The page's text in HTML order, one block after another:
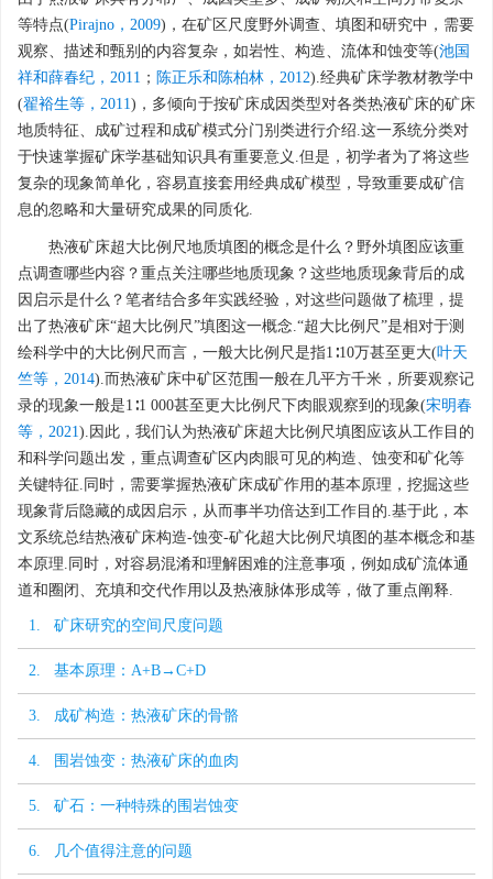
等特点(Pirajno，2009)，在矿区尺度野外调查、填图和研究中，需要
观察、描述和甄别的内容复杂，如岩性、构造、流体和蚀变等(池国
祥和薛春纪，2011 ； 陈正乐和陈柏林，2012).经典矿床学教材教学中
(翟裕生等，2011)，多倾向于按矿床成因类型对各类热液矿床的矿床
地质特征、成矿过程和成矿模式分门别类进行介绍.这一系统分类对
于快速掌握矿床学基础知识具有重要意义.但是，初学者为了将这些
复杂的现象简单化，容易直接套用经典成矿模型，导致重要成矿信
息的忽略和大量研究成果的同质化.
热液矿床超大比例尺地质填图的概念是什么？野外填图应该重
点调查哪些内容？重点关注哪些地质现象？这些地质现象背后的成
因启示是什么？笔者结合多年实践经验，对这些问题做了梳理，提
出了热液矿床“超大比例尺”填图这一概念.“超大比例尺”是相对于测
绘科学中的大比例尺而言，一般大比例尺是指1∶10万甚至更大(叶天
竺等，2014).而热液矿床中矿区范围一般在几平方千米，所要观察记
录的现象一般是1∶1 000甚至更大比例尺下肉眼观察到的现象(宋明春
等，2021).因此，我们认为热液矿床超大比例尺填图应该从工作目的
和科学问题出发，重点调查矿区内肉眼可见的构造、蚀变和矿化等
关键特征.同时，需要掌握热液矿床成矿作用的基本原理，挖掘这些
现象背后隐藏的成因启示，从而事半功倍达到工作目的.基于此，本
文系统总结热液矿床构造-蚀变-矿化超大比例尺填图的基本概念和基
本原理.同时，对容易混淆和理解困难的注意事项，例如成矿流体通
道和圈闭、充填和交代作用以及热液脉体形成等，做了重点阐释.
1. 矿床研究的空间尺度问题
2. 基本原理：A+B→C+D
3. 成矿构造：热液矿床的骨骼
4. 围岩蚀变：热液矿床的血肉
5. 矿石：一种特殊的围岩蚀变
6. 几个值得注意的问题